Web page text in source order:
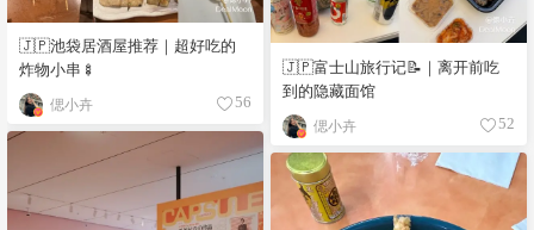
🇯🇵池袋居酒屋推荐｜超好吃的
炸物小串🍢
偲小卉 56
🇯🇵富士山旅行记📝｜离开前吃
到的隐藏面馆
偲小卉 52